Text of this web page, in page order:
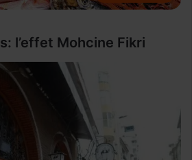
l’effet Mohcine Fikri